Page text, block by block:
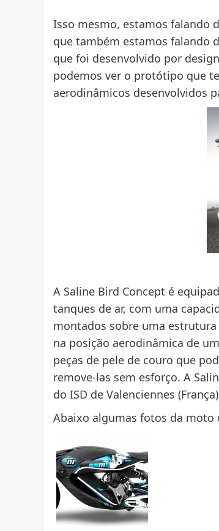
Isso mesmo, estamos falando
que também estamos falando
que foi desenvolvido por
podemos ver o protótipo que
aerodinâmicos desenvolvidos
A Saline Bird Concept é
tanques de ar, com uma
montados sobre uma
na posição aerodinâmica de
peças de pele de couro que
remove-las sem esforço. A
do ISD de Valenciennes
Abaixo algumas fotos da